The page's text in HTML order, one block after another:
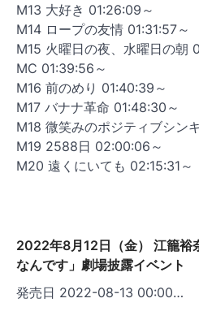
M13 大好き 01:26:09～
M14 ロープの友情 01:31:57～
M15 火曜日の夜、水曜日の朝
MC 01:39:56～
M16 前のめり 01:40:39～
M17 バナナ革命 01:48:30～
M18 微笑みのポジティブシン
M19 2588日 02:00:06～
M20 遠くにいても 02:15:31～
2022年8月12日（金） 江籠裕
なんです」劇場披露イベント
発売日 2022-08-13 00:00…